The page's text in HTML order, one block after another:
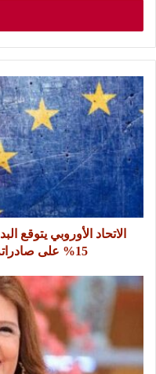
الاتحاد الأوروبي
15% على صادراته لأمريكا اعتبارا من اليوم